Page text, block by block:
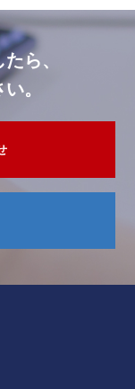
活性炭脱臭装置
活性炭脱臭装置
ら、
。